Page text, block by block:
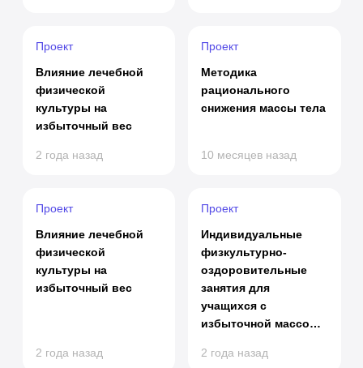
Проект
Влияние лечебной
физической
культуры на
избыточный вес
2 года назад
Проект
Методика
рационального
снижения массы тела
10 месяцев назад
Проект
Влияние лечебной
физической
культуры на
избыточный вес
2 года назад
Проект
Индивидуальные
физкультурно-
оздоровительные
занятия для
учащихся с
избыточной массой
2 года назад